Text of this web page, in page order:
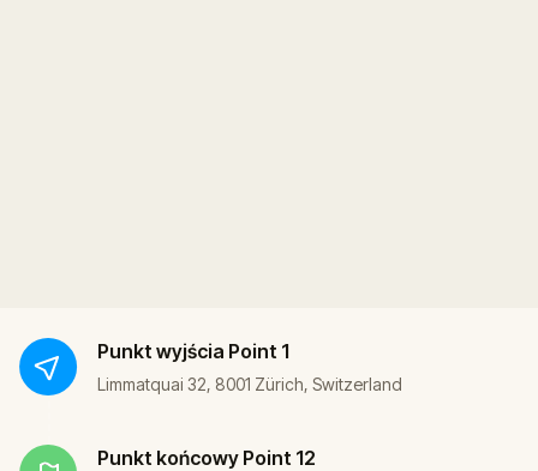
Punkt wyjścia Point 1
Limmatquai 32, 8001 Zürich, Switzerland
Punkt końcowy Point 12